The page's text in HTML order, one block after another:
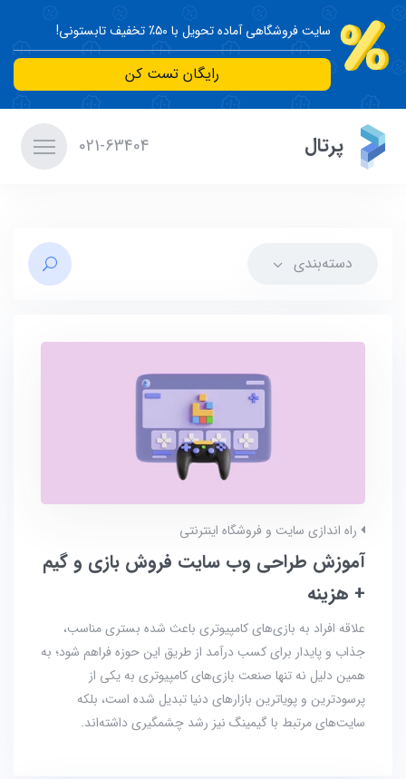
سایت فروشگاهی آماده تحویل با ۵۰٪ تخفیف تابستونی!
رایگان تست کن
پرتال 021-63404
دسته‌بندی
راه اندازی سایت و فروشگاه اینترنتی
آموزش طراحی وب سایت فروش بازی و گیم
+ هزینه
علاقه افراد به بازی‌های کامپیوتری باعث شده بستری مناسب،
جذاب و پایدار برای کسب درآمد از طریق این حوزه فراهم شود؛ به
همین دلیل نه تنها صنعت بازی‌های کامپیوتری به یکی از
پرسودترین و پویاترین بازارهای دنیا تبدیل شده است، بلکه
سایت‌های مرتبط با گیمینگ نیز رشد چشمگیری داشته‌اند.